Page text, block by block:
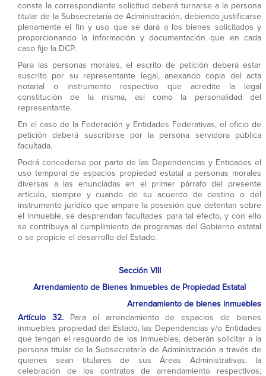
conste la correspondiente solicitud deberá turnarse a la persona
titular de la Subsecretaría de Administración, debiendo justificarse
plenamente el fin y uso que se dará a los bienes solicitados y
proporcionando la información y documentación que en cada
caso fije la DCP.
Para las personas morales, el escrito de petición deberá estar
suscrito por su representante legal, anexando copia del acta
notarial o instrumento respectivo que acredite la legal
constitución de la misma, así como la personalidad del
representante.
En el caso de la Federación y Entidades Federativas, el oficio de
petición deberá suscribirse por la persona servidora pública
facultada.
Podrá concederse por parte de las Dependencias y Entidades el
uso temporal de espacios propiedad estatal a personas morales
diversas a las enunciadas en el primer párrafo del presente
artículo, siempre y cuando de su acuerdo de destino o del
instrumento jurídico que ampare la posesión que detentan sobre
el inmueble, se desprendan facultades para tal efecto, y con ello
se contribuya al cumplimiento de programas del Gobierno estatal
o se propicie el desarrollo del Estado.
Sección VIII
Arrendamiento de Bienes Inmuebles de Propiedad Estatal
Arrendamiento de bienes inmuebles
Artículo 32.
Para el arrendamiento de espacios de bienes
inmuebles propiedad del Estado, las Dependencias y/o Entidades
que tengan el resguardo de los inmuebles, deberán solicitar a la
persona titular de la Subsecretaría de Administración a través de
quienes sean titulares de sus Áreas Administrativas, la
celebración de los contratos de arrendamiento respectivos,